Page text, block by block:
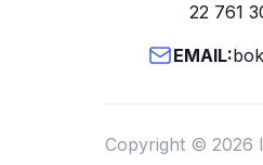
22 761
EMAIL:
Copyright © 2026